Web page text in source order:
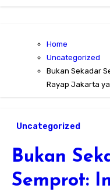
Home
Uncategorized
Bukan Sekadar
Rayap Jakarta
Uncategorized
Bukan
Semprot: